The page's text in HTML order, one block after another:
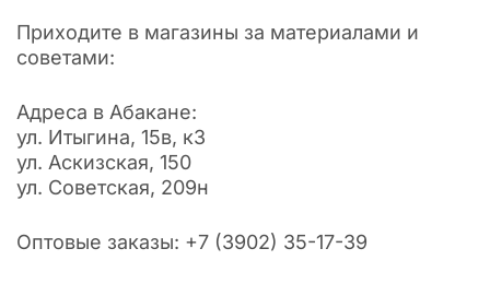
Приходите в магазины за материалами и
советами:
Адреса в Абакане:
ул. Итыгина, 15в, к3
ул. Аскизская, 150
ул. Советская, 209н
Оптовые заказы: +7 (3902) 35-17-39